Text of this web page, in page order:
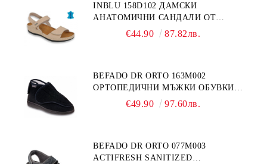
INBLU 158D102 ДАМСКИ
АНАТОМИЧНИ САНДАЛИ ОТ
ЕСТЕСТВЕНА КОЖА, БЕЖОВИ
€44.90 87.82лв.
BEFADO DR ORTO 163M002
ОРТОПЕДИЧНИ МЪЖКИ ОБУВКИ
ЗА ГИПСИРАН ИЛИ СВРЪХ
€49.90 97.60лв.
BEFADO DR ORTO 077M003
ACTIFRESH SANITIZED